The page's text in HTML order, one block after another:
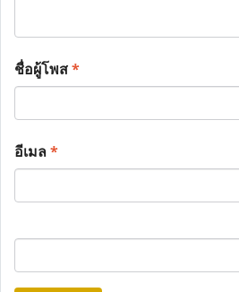
ชื่อผู้โพส*
อีเมล*